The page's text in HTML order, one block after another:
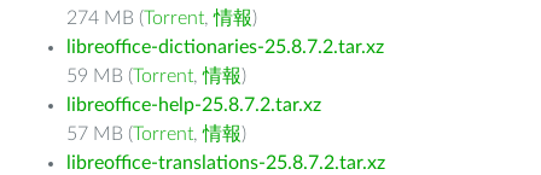
274 MB (Torrent,情報)
libreoffice-dictionaries-25.8.7.2.tar.xz
59 MB (Torrent,情報)
libreoffice-help-25.8.7.2.tar.xz
57 MB (Torrent,情報)
libreoffice-translations-25.8.7.2.tar.xz